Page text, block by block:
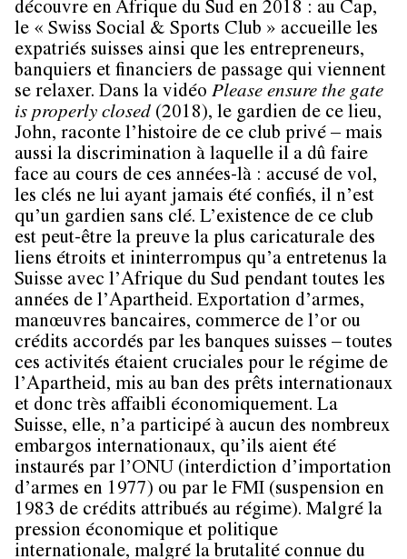
découvre en Afrique du Sud en 2018 : au Cap,
le « Swiss Social & Sports Club » accueille les
expatriés suisses ainsi que les entrepreneurs,
banquiers et financiers de passage qui viennent
se relaxer. Dans la vidéo Please ensure the gate
is properly closed (2018), le gardien de ce lieu,
John, raconte l’histoire de ce club privé – mais
aussi la discrimination à laquelle il a dû faire
face au cours de ces années-là : accusé de vol,
les clés ne lui ayant jamais été confiés, il n’est
qu’un gardien sans clé. L’existence de ce club
est peut-être la preuve la plus caricaturale des
liens étroits et ininterrompus qu’a entretenus la
Suisse avec l’Afrique du Sud pendant toutes les
années de l’Apartheid. Exportation d’armes,
manœuvres bancaires, commerce de l’or ou
crédits accordés par les banques suisses – toutes
ces activités étaient cruciales pour le régime de
l’Apartheid, mis au ban des prêts internationaux
et donc très affaibli économiquement. La
Suisse, elle, n’a participé à aucun des nombreux
embargos internationaux, qu’ils aient été
instaurés par l’ONU (interdiction d’importation
d’armes en 1977) ou par le FMI (suspension en
1983 de crédits attribués au régime). Malgré la
pression économique et politique
internationale, malgré la brutalité connue du